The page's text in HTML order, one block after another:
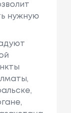
нужную